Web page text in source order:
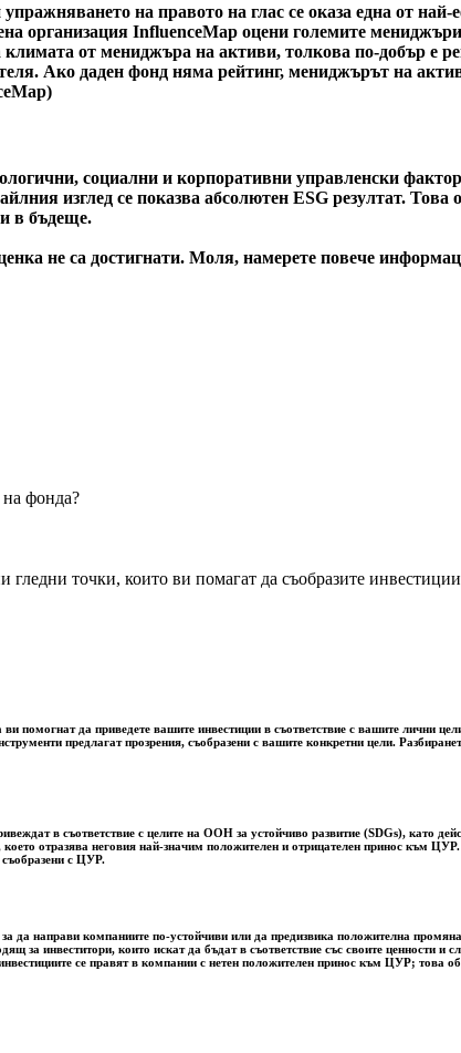
на правото на глас се оказа една от
организация InfluenceMap оцени големите
от мениджъра на активи, толкова по-добър е
Ако даден фонд няма рейтинг, мениджърът на
социални и корпоративни управленски
изглед се показва абсолютен ESG резултат. Това
в бъдеще.
не са достигнати. Моля, намерете повече
на фонда?
точки, които ви помагат да съобразите
помогнат да приведете вашите инвестиции в съответствие с вашите лични
предлагат прозрения, съобразени с вашите конкретни цели.
в съответствие с целите на ООН за устойчиво развитие (SDGs), като
което отразява неговия най-значим положителен и отрицателен принос към
с ЦУР.
да направи компаниите по-устойчиви или да предизвика положителна
за инвеститори, които искат да бъдат в съответствие със своите ценности
се правят в компании с нетен положителен принос към ЦУР; това